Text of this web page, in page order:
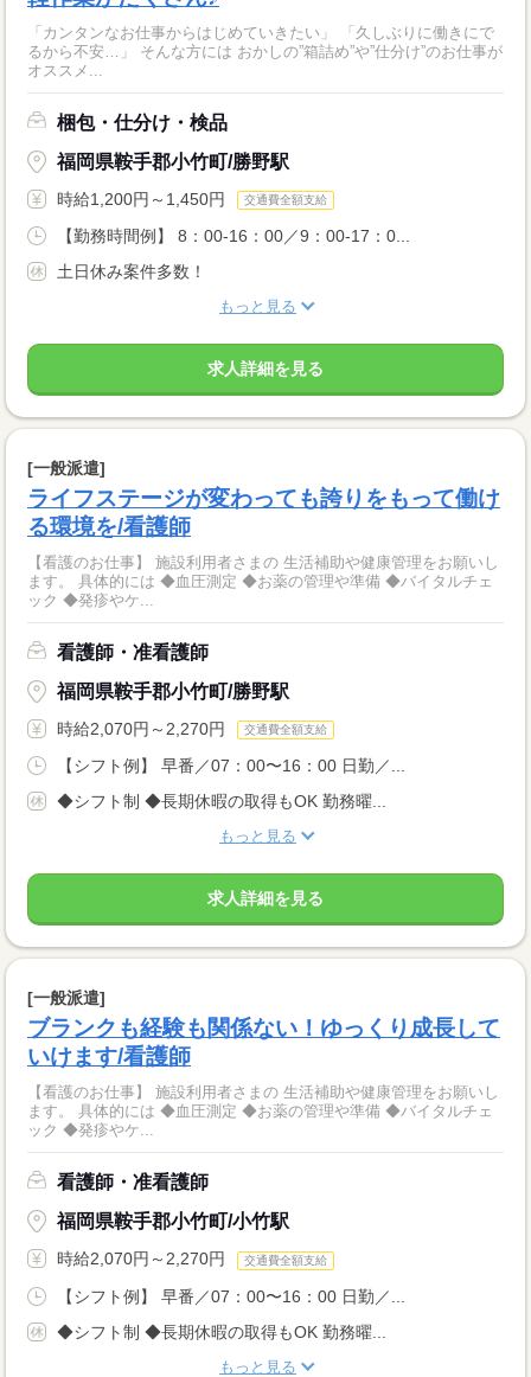
「カンタンなお仕事からはじめていきたい」 「久しぶりに働きにで
るから不安…」 そんな方には おかしの”箱詰め”や”仕分け”のお仕事が
オススメ...
梱包・仕分け・検品
福岡県鞍手郡小竹町/勝野駅
時給1,200円～1,450円 交通費全額支給
【勤務時間例】 8：00-16：00／9：00-17：0...
土日休み案件多数！
もっと見る
求人詳細を見る
[一般派遣]
ライフステージが変わっても誇りをもって働け
る環境を/看護師
【看護のお仕事】 施設利用者さまの 生活補助や健康管理をお願いし
ます。 具体的には ◆血圧測定 ◆お薬の管理や準備 ◆バイタルチェ
ック ◆発疹やケ...
看護師・准看護師
福岡県鞍手郡小竹町/勝野駅
時給2,070円～2,270円 交通費全額支給
【シフト例】 早番／07：00〜16：00 日勤／...
◆シフト制 ◆長期休暇の取得もOK 勤務曜...
もっと見る
求人詳細を見る
[一般派遣]
ブランクも経験も関係ない！ゆっくり成長して
いけます/看護師
【看護のお仕事】 施設利用者さまの 生活補助や健康管理をお願いし
ます。 具体的には ◆血圧測定 ◆お薬の管理や準備 ◆バイタルチェ
ック ◆発疹やケ...
看護師・准看護師
福岡県鞍手郡小竹町/小竹駅
時給2,070円～2,270円 交通費全額支給
【シフト例】 早番／07：00〜16：00 日勤／...
◆シフト制 ◆長期休暇の取得もOK 勤務曜...
もっと見る